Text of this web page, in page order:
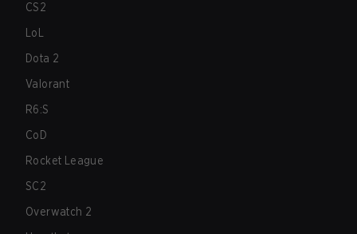
CS2
LoL
Dota 2
Valorant
R6:S
CoD
Rocket League
SC2
Overwatch 2